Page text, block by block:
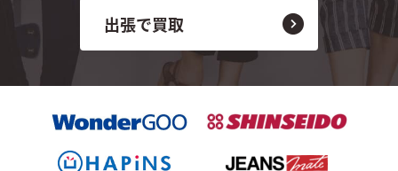
出張で買取